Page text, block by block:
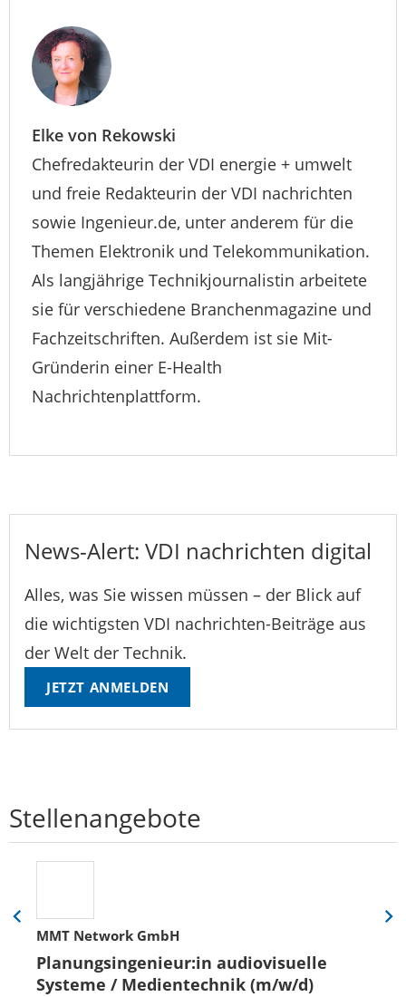
Elke von Rekowski
Chefredakteurin der VDI energie + umwelt
und freie Redakteurin der VDI nachrichten
sowie Ingenieur.de, unter anderem für die
Themen Elektronik und Telekommunikation.
Als langjährige Technikjournalistin arbeitete
sie für verschiedene Branchenmagazine und
Fachzeitschriften. Außerdem ist sie Mit-
Gründerin einer E-Health
Nachrichtenplattform.
News-Alert: VDI nachrichten digital
Alles, was Sie wissen müssen – der Blick auf
die wichtigsten VDI nachrichten-Beiträge aus
der Welt der Technik.
JETZT ANMELDEN
Stellenangebote
MMT Network GmbH
Planungsingenieur:in audiovisuelle
Systeme / Medientechnik (m/w/d)
Eine
Folie
zurück
Eine